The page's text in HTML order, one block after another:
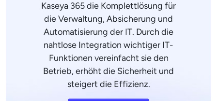
Kaseya 365 die Komplettlösung für
die Verwaltung, Absicherung und
Automatisierung der IT. Durch die
nahtlose Integration wichtiger IT-
Funktionen vereinfacht sie den
Betrieb, erhöht die Sicherheit und
steigert die Effizienz.